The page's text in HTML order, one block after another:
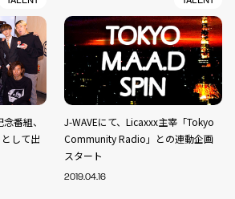
番組、
して出
J-WAVEにて、Licaxxx主宰「Tokyo
Community Radio」との連動企画
スタート
2019.04.16